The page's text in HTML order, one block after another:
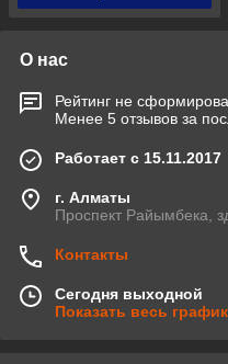
О нас
Рейтинг не
Менее 5 отзывов за
Работает с 15.11.2017
г. Алматы
Проспект Райымбека,
Контакты
Сегодня выходной
Показать весь